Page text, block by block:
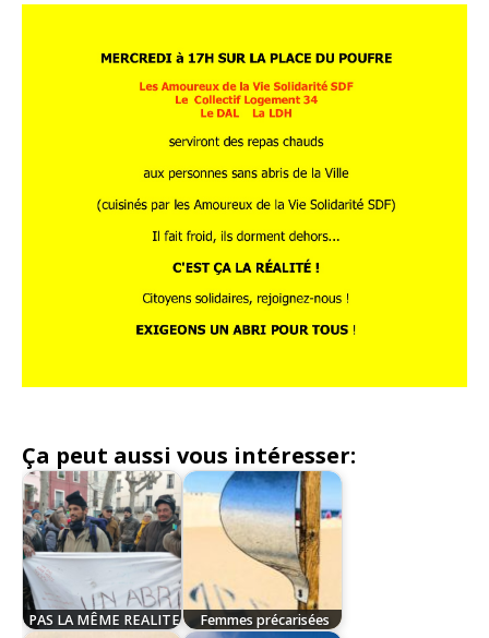
Ça peut aussi vous intéresser:
PAS LA MÊME REALITE Femmes précarisées